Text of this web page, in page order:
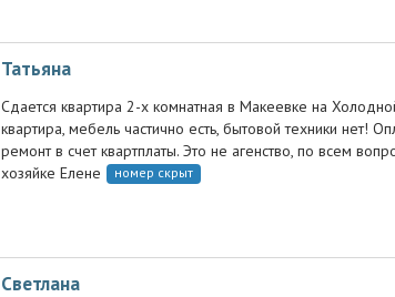
Татьяна
Сдается квартира 2-х комнатная в Макеевке на
квартира, мебель частично есть, бытовой техники нет!
ремонт в счет квартплаты. Это не агенство, по всем
хозяйке Елене
номер скрыт
Светлана